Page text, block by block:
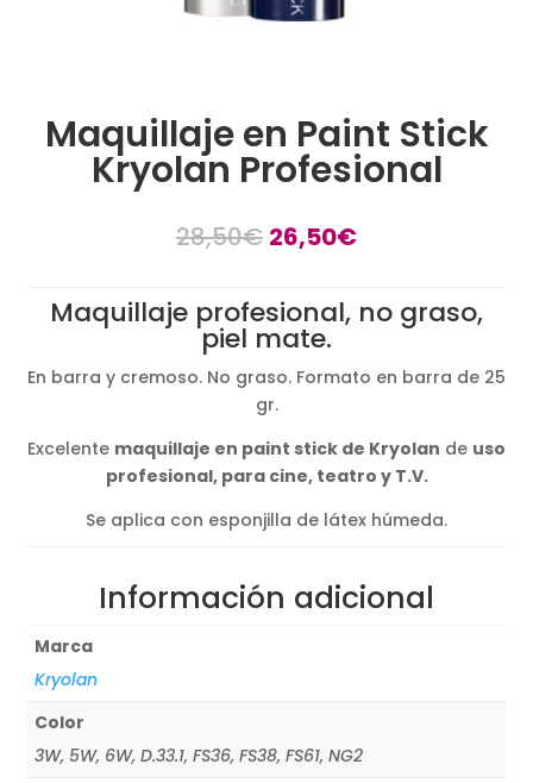
Maquillaje en Paint Stick
Kryolan Profesional
28,50€ El
era:
28,50€.
26,50€El
es:
Maquillaje profesional, no graso,
piel mate.
En barra y cremoso. No graso. Formato en barra de 25
gr.
Excelente maquillaje en paint stick de Kryolan de uso
profesional, para cine, teatro y T.V.
Se aplica con esponjilla de látex húmeda.
Información adicional
Marca
Kryolan
Color
3W, 5W, 6W, D.33.1, FS36, FS38, FS61, NG2